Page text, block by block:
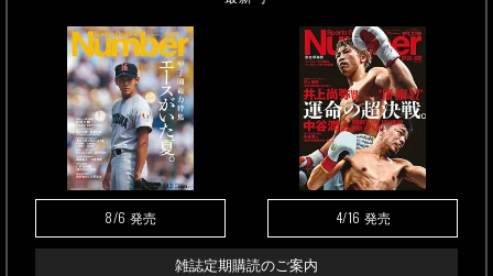
8/6 発売 4/16 発売
雑誌定期購読のご案内